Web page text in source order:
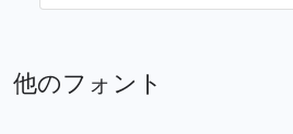
他のフォント